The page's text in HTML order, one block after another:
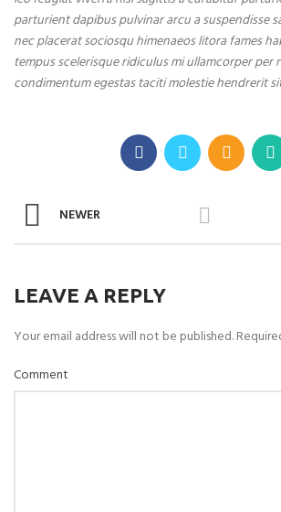
parturient dapibus pulvinar arcu a suspendisse
nec placerat sociosqu himenaeos litora fames
tempus scelerisque ridiculus mi ullamcorper per
condimentum egestas taciti molestie hendrerit
NEWER
LEAVE A REPLY
Your email address will not be published.
Comment